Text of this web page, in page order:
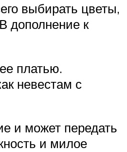
выбирать цветы,
дополнение к
платью.
невестам с
и может передать
и милое